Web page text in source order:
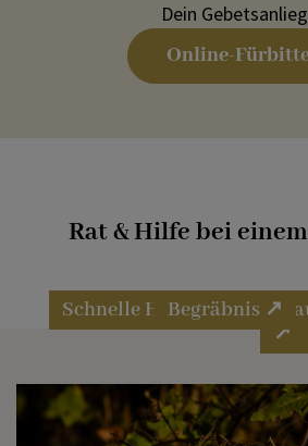
Dein
Online-
Rat & Hilfe bei
Schnelle Hilfe ↗
↗
Begräbnis ↗